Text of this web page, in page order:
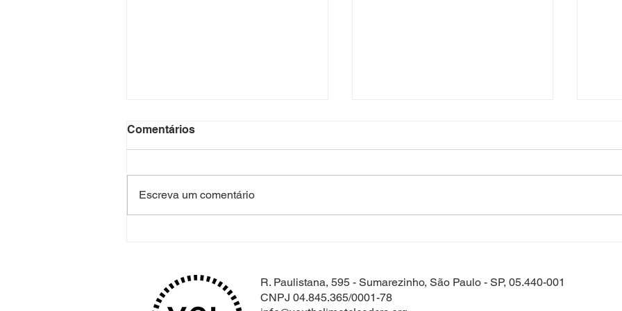
Comentários
Escreva um comentário
R. Paulistana, 595 - Sumarezinho, São Paulo - SP, 05.440-001
CNPJ 04.845.365/0001-78